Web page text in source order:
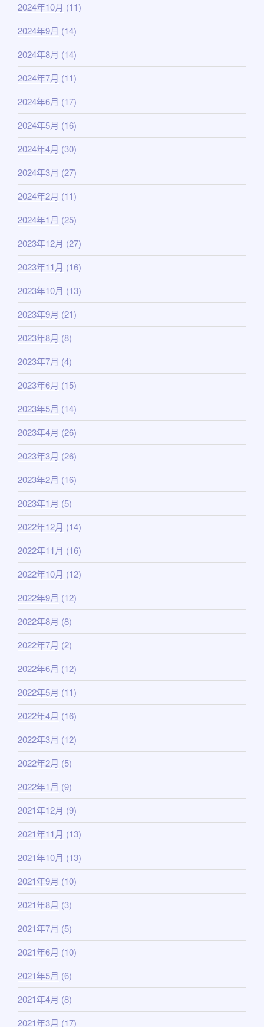
2024年10月 (11)
2024年9月 (14)
2024年8月 (14)
2024年7月 (11)
2024年6月 (17)
2024年5月 (16)
2024年4月 (30)
2024年3月 (27)
2024年2月 (11)
2024年1月 (25)
2023年12月 (27)
2023年11月 (16)
2023年10月 (13)
2023年9月 (21)
2023年8月 (8)
2023年7月 (4)
2023年6月 (15)
2023年5月 (14)
2023年4月 (26)
2023年3月 (26)
2023年2月 (16)
2023年1月 (5)
2022年12月 (14)
2022年11月 (16)
2022年10月 (12)
2022年9月 (12)
2022年8月 (8)
2022年7月 (2)
2022年6月 (12)
2022年5月 (11)
2022年4月 (16)
2022年3月 (12)
2022年2月 (5)
2022年1月 (9)
2021年12月 (9)
2021年11月 (13)
2021年10月 (13)
2021年9月 (10)
2021年8月 (3)
2021年7月 (5)
2021年6月 (10)
2021年5月 (6)
2021年4月 (8)
2021年3月 (17)